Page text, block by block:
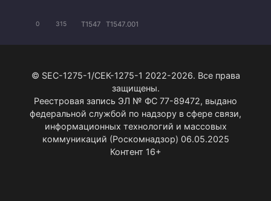
0 315 T1547 T1547.001
© SEC-1275-1/СЕК-1275-1 2022-2026. Все права
защищены.
Реестровая запись ЭЛ № ФС 77-89472, выдано
федеральной службой по надзору в сфере связи,
информационных технологий и массовых
коммуникаций (Роскомнадзор) 06.05.2025
Контент 16+